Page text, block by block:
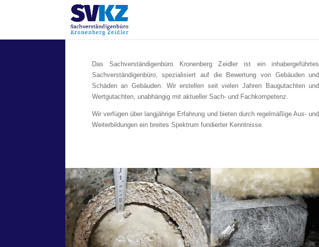
Das Sachverständigenbüro Kronenberg Zeidler ist ein inhabergeführtes
Sachverständigenbüro, spezialisiert auf die Bewertung von Gebäuden und
Schäden an Gebäuden. Wir erstellen seit vielen Jahren Baugutachten und
Wertgutachten, unabhängig mit aktueller Sach- und Fachkompetenz.
Wir verfügen über langjährige Erfahrung und bieten durch regelmäßige Aus- und
Weiterbildungen ein breites Spektrum fundierter Kenntnisse.